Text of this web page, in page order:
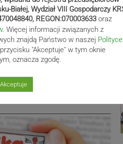
Białej, Wydział VIII Gospodarczy
REGON:070003633 oraz
. Więcej informacji związanych z
znajdą Państwo w naszej Polityce
przycisku "Akceptuje" w tym oknie
oznacza zgodę.
Akceptuje